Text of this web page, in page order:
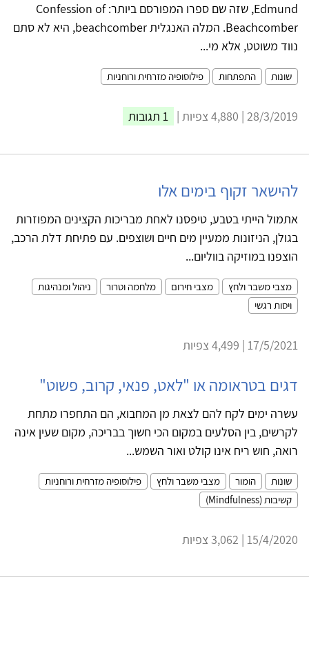
Edmund, שזה שם ספרו המפורסם ביותר: Confession of
Beachcomber. המלה האנגלית beachcomber, היא לא סתם
נווד משוטט, אלא מי...
שונות התפתחות פילוסופיה מזרחית ורוחניות
28/3/2019 | 4,880 צפיות | 1 תגובות
להישאר זקוף בימים אלו
אתמול הייתי בטבע, טיפסנו לאחת מבריכות הקצינים המפוזרות
בגולן, הניזונות ממעיין מים חיים ושוצפים. עם פתיחת דלת הרכב,
הוצפנו במוזיקה בווליום...
מצבי משבר ולחץ מצבי חירום מלחמה וטרור
ניהול ומנהיגות
ויסות רגשי
17/5/2021 | 4,499 צפיות
דגים בטראומה או "לאט, פנאי, קרוב, פשוט"
עשרה ימים לקח להם לצאת מן המחבוא, הם התחפרו מתחת
לקרשים, בין הסלעים במקום הכי חשוך בבריכה, מקום שעין אינה
רואה, חוש ריח אינו קולט ואור השמש...
שונות הומור מצבי משבר ולחץ
פילוסופיה מזרחית ורוחניות
קשיבות (Mindfulness)
15/4/2020 | 3,062 צפיות